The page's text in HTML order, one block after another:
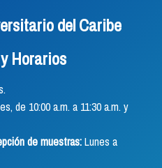
del Caribe
Horarios
de 10:00 a.m. a 11:30 a.m. y
de muestras:Lunes a